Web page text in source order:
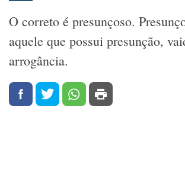
O correto é presunçoso.
aquele que possui presunção,
arrogância.